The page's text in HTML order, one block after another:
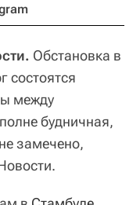
Обстановка в
состоятся
между
будничная,
замечено,